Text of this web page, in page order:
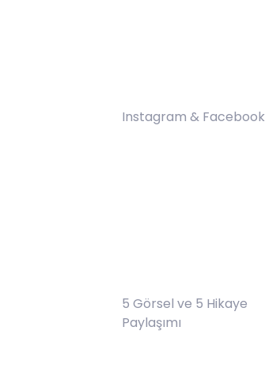
Instagram & Facebook
5 Görsel ve 5 Hikaye
Paylaşımı